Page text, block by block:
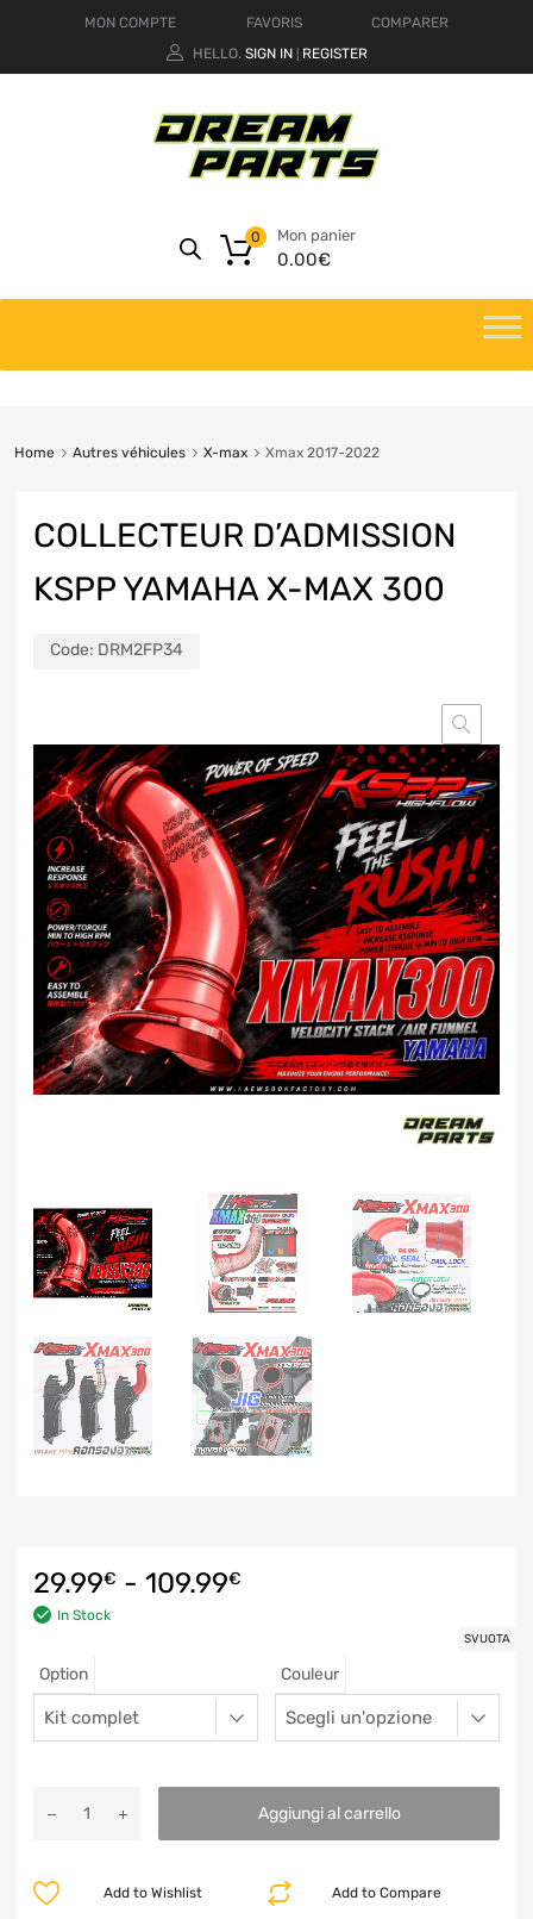
MON COMPTE FAVORIS
COMPARER
HELLO. SIGN IN REGISTER
Mon panier
0.00€
0
Home Autres véhicules X-max Xmax 2017-2022
COLLECTEUR D’ADMISSION
KSPP YAMAHA X-MAX 300
Code: DRM2FP34
29.99€ - 109.99€
In Stock
Option Couleur
SVUOTA
Aggiungi al carrello
Add to Compare
Add to Wishlist